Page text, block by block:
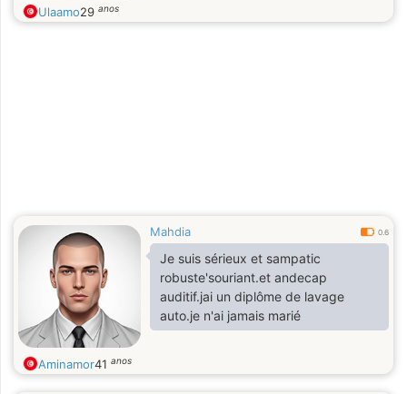
Ulaamo29 anos
Mahdia 0.6
Je suis sérieux et sampatic
robuste'souriant.et andecap
auditif.jai un diplôme de lavage
auto.je n'ai jamais marié
Aminamor41 anos